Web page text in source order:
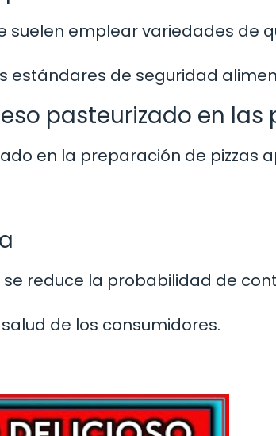
suelen emplear variedades de
estándares de seguridad
pasteurizado en las
en la preparación de pizzas
se reduce la probabilidad de
de los consumidores.